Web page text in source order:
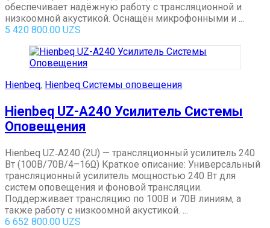
обеспечивает надёжную работу с трансляционной и
низкоомной акустикой. Оснащён микрофонными и ...
5 420 800.00 UZS
Hienbeq, Hienbeq Системы оповещения
Hienbeq UZ-A240 Усилитель Системы
Оповещения
Hienbeq UZ‑A240 (2U) — трансляционный усилитель 240
Вт (100В/70В/4–16Ω) Краткое описание: Универсальный
трансляционный усилитель мощностью 240 Вт для
систем оповещения и фоновой трансляции.
Поддерживает трансляцию по 100В и 70В линиям, а
также работу с низкоомной акустикой. ...
6 652 800.00 UZS